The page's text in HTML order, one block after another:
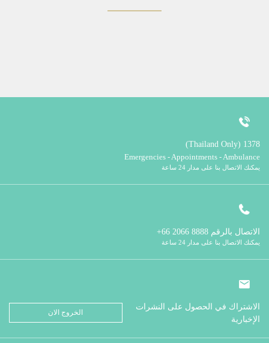
1378 (Thailand Only)
Emergencies - Appointments - Ambulance
يمكنك الاتصال بنا على مدار 24 ساعة
الاتصال بالرقم
يمكنك الاتصال بنا على مدار 24 ساعة
الاشتراك في الحصول على النشرات
الإخبارية
الخروج الان